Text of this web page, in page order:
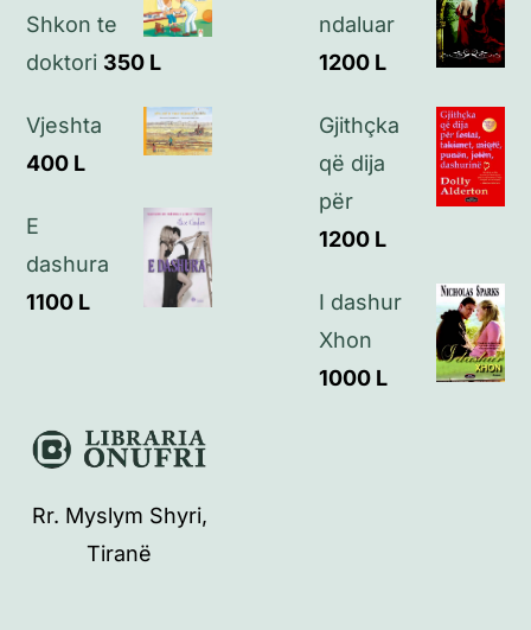
Politikat e privatësisë
Shkon te
doktori 350 L
Vjeshta
400 L
E
dashura
1100 L
ndaluar
1200 L
Gjithçka
që dija
për
1200 L
I dashur
Xhon
1000 L
Rr. Myslym Shyri,
Tiranë